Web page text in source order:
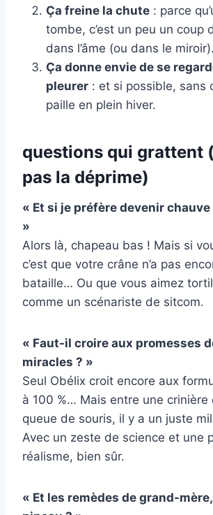
Ça freine la chute : parce
tombe, c’est un peu un coup
dans l’âme (ou dans le miroir).
Ça donne envie de se
pleurer : et si possible, sans
paille en plein hiver.
questions qui grattent
pas la déprime)
« Et si je préfère devenir
»
Alors là, chapeau bas ! Mais si
c’est que votre crâne n’a pas
bataille… Ou que vous aimez
comme un scénariste de sitcom.
« Faut-il croire aux promesses
miracles ? »
Seul Obélix croit encore aux
à 100 %… Mais entre une crinière
queue de souris, il y a un juste
Avec un zeste de science et une
réalisme, bien sûr.
« Et les remèdes de grand-mère,